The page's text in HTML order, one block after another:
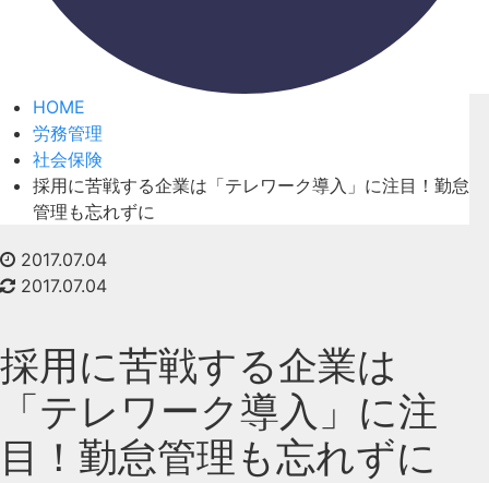
HOME
労務管理
社会保険
採用に苦戦する企業は「テレワーク導入」に注目！勤怠
管理も忘れずに
2017.07.04
2017.07.04
採用に苦戦する企業は
「テレワーク導入」に注
目！勤怠管理も忘れずに